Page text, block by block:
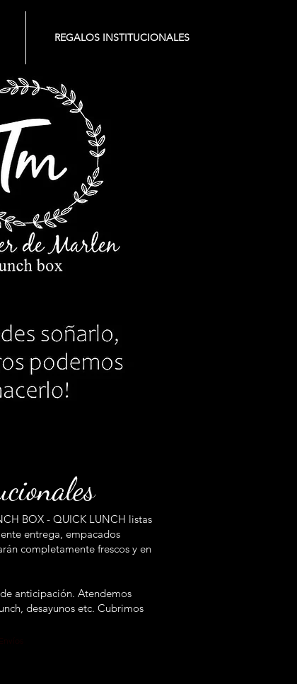
REGALOS INSTITUCIONALES
BOX - QUICK LUNCH listas
entrega, empacados
completamente frescos y en
anticipación. Atendemos
desayunos etc. Cubrimos